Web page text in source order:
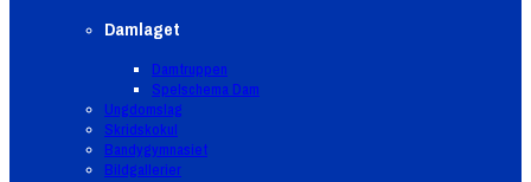
Damlaget
Damtruppen
Spelschema Dam
Ungdomslag
Skridskokul
Bandygymnasiet
Bildgallerier